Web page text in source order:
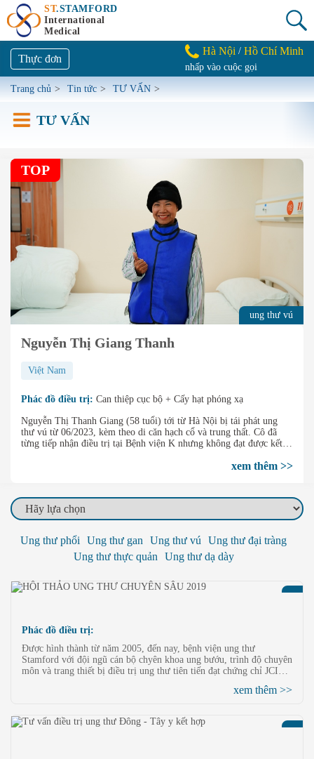
ST.STAMFORD
International
Medical
Thực đơn
Hà Nội / Hồ Chí Minh
nhấp vào cuộc gọi
Trang chủ > Tin tức > TƯ VẤN >
TƯ VẤN
TOP
ung thư vú
Nguyễn Thị Giang Thanh
Việt Nam
Phác đồ điều trị: Can thiệp cục bộ + Cấy hạt phóng xạ
Nguyễn Thị Thanh Giang (58 tuổi) tới từ Hà Nội bị tái phát ung
thư vú từ 06/2023, kèm theo di căn hạch cổ và trung thất. Cô đã
từng tiếp nhận điều trị tại Bệnh viện K nhưng không đạt được kết
kết hợp Cấy hạt phóng xạ, khối u di căn của cô đã được thu nhỏ tới
xem thêm >>
Ung thư phổi Ung thư gan Ung thư vú
Ung thư đại tràng
Ung thư thực quản
Ung thư dạ dày
Phác đồ điều trị:
Được hình thành từ năm 2005, đến nay, bệnh viện ung thư
Stamford với đội ngũ cán bộ chyên khoa ung bướu, trình độ chuyên
môn và trang thiết bị điều trị ung thư tiên tiến đạt chứng chỉ JCI
xem thêm >>